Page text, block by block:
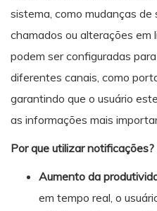
sistema, como mudanças
chamados ou alterações em
podem ser configuradas
diferentes canais, como
garantindo que o usuário
as informações mais
Por que utilizar notificações?
Aumento da
em tempo real, o